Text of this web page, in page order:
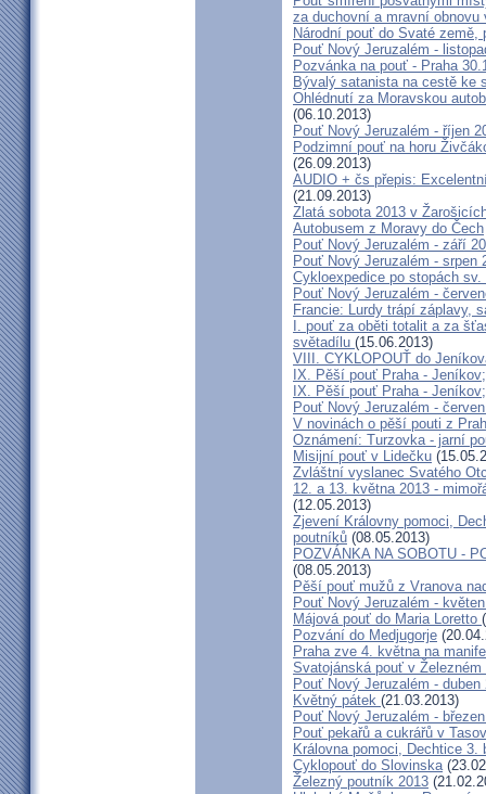
za duchovní a mravní obnovu
Národní pouť do Svaté země,
Pouť Nový Jeruzalém -
Pozvánka na pouť - Praha
Bývalý satanista na cestě ke
Ohlédnutí za Moravskou
(06.10.2013)
Pouť Nový Jeruzalém - říjen
Podzimní pouť na horu
(26.09.2013)
AUDIO + čs přepis:
(21.09.2013)
Zlatá sobota 2013 v
Autobusem z Moravy do Čech
Pouť Nový Jeruzalém - září
Pouť Nový Jeruzalém - srpen
Cykloexpedice po stopách
Pouť Nový Jeruzalém -
Francie: Lurdy trápí záplavy,
I. pouť za oběti totalit a za
světadílu (15.06.2013)
VIII. CYKLOPOUŤ do
IX. Pěší pouť Praha -
IX. Pěší pouť Praha -
Pouť Nový Jeruzalém -
V novinách o pěší pouti z
Oznámení: Turzovka - jarní
Misijní pouť v Lidečku
Zvláštní vyslanec Svatého
12. a 13. května 2013 -
(12.05.2013)
Zjevení Královny pomoci,
poutníků (08.05.2013)
POZVÁNKA NA SOBOTU -
(08.05.2013)
Pěší pouť mužů z Vranova
Pouť Nový Jeruzalém -
Májová pouť do Maria Loretto
Pozvání do Medjugorje
Praha zve 4. května na
Svatojánská pouť v Železném
Pouť Nový Jeruzalém - duben
Květný pátek (21.03.2013)
Pouť Nový Jeruzalém -
Pouť pekařů a cukrářů v
Královna pomoci, Dechtice
Cyklopouť do Slovinska
Železný poutník 2013